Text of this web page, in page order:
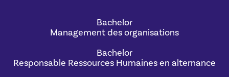
Bachelor
Management des organisations
Bachelor
Responsable Ressources Humaines en alternance